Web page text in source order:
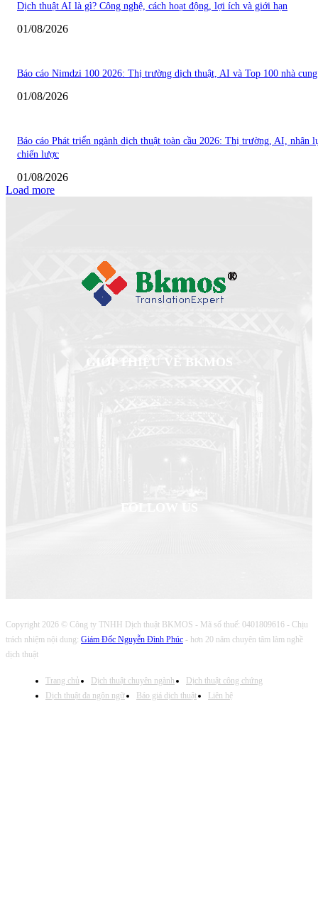
Dịch thuật AI là gì? Công nghệ, cách hoạt động, lợi ích và giới hạn
01/08/2026
Báo cáo Nimdzi 100 2026: Thị trường dịch thuật, AI và Top 100 nhà cung
01/08/2026
Báo cáo Phát triển ngành dịch thuật toàn cầu 2026: Thị trường, AI, nhân
chiến lược
01/08/2026
Load more
GIỚI THIỆU VỀ BKMOS
FOLLOW US
Copyright 2026 © Công ty TNHH Dịch thuật BKMOS - Mã số thuế: 0401809616 - Chịu
trách nhiệm nội dung: Giám Đốc Nguyễn Đình Phúc - hơn 20 năm chuyên tâm làm nghề
dịch thuật
Trang chủ Dịch thuật chuyên ngành
Dịch thuật công chứng
Dịch thuật đa ngôn ngữ
Báo giá dịch thuật Liên hệ